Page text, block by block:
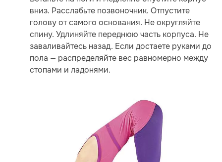
вниз. Расслабьте позвоночник. Отпустите
голову от самого основания. Не округляйте
спину. Удлиняйте переднюю часть корпуса. Не
заваливайтесь назад. Если достаете руками до
пола — распределяйте вес равномерно между
стопами и ладонями.